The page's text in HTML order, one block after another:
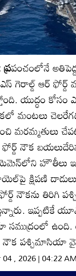
పంచంలోనే
గెరాల్డ్‌ ఆర్‌
యుద్ధం కోసం
మంటలు
ఫోర్డ్‌ నౌక
హౌతీలు
క్షిపణి దాడులు
నౌకను తిరిగి
ఇప్పటికే
ఉంది.
పశ్చిమాసియా
, 2026 | 04:22 AM